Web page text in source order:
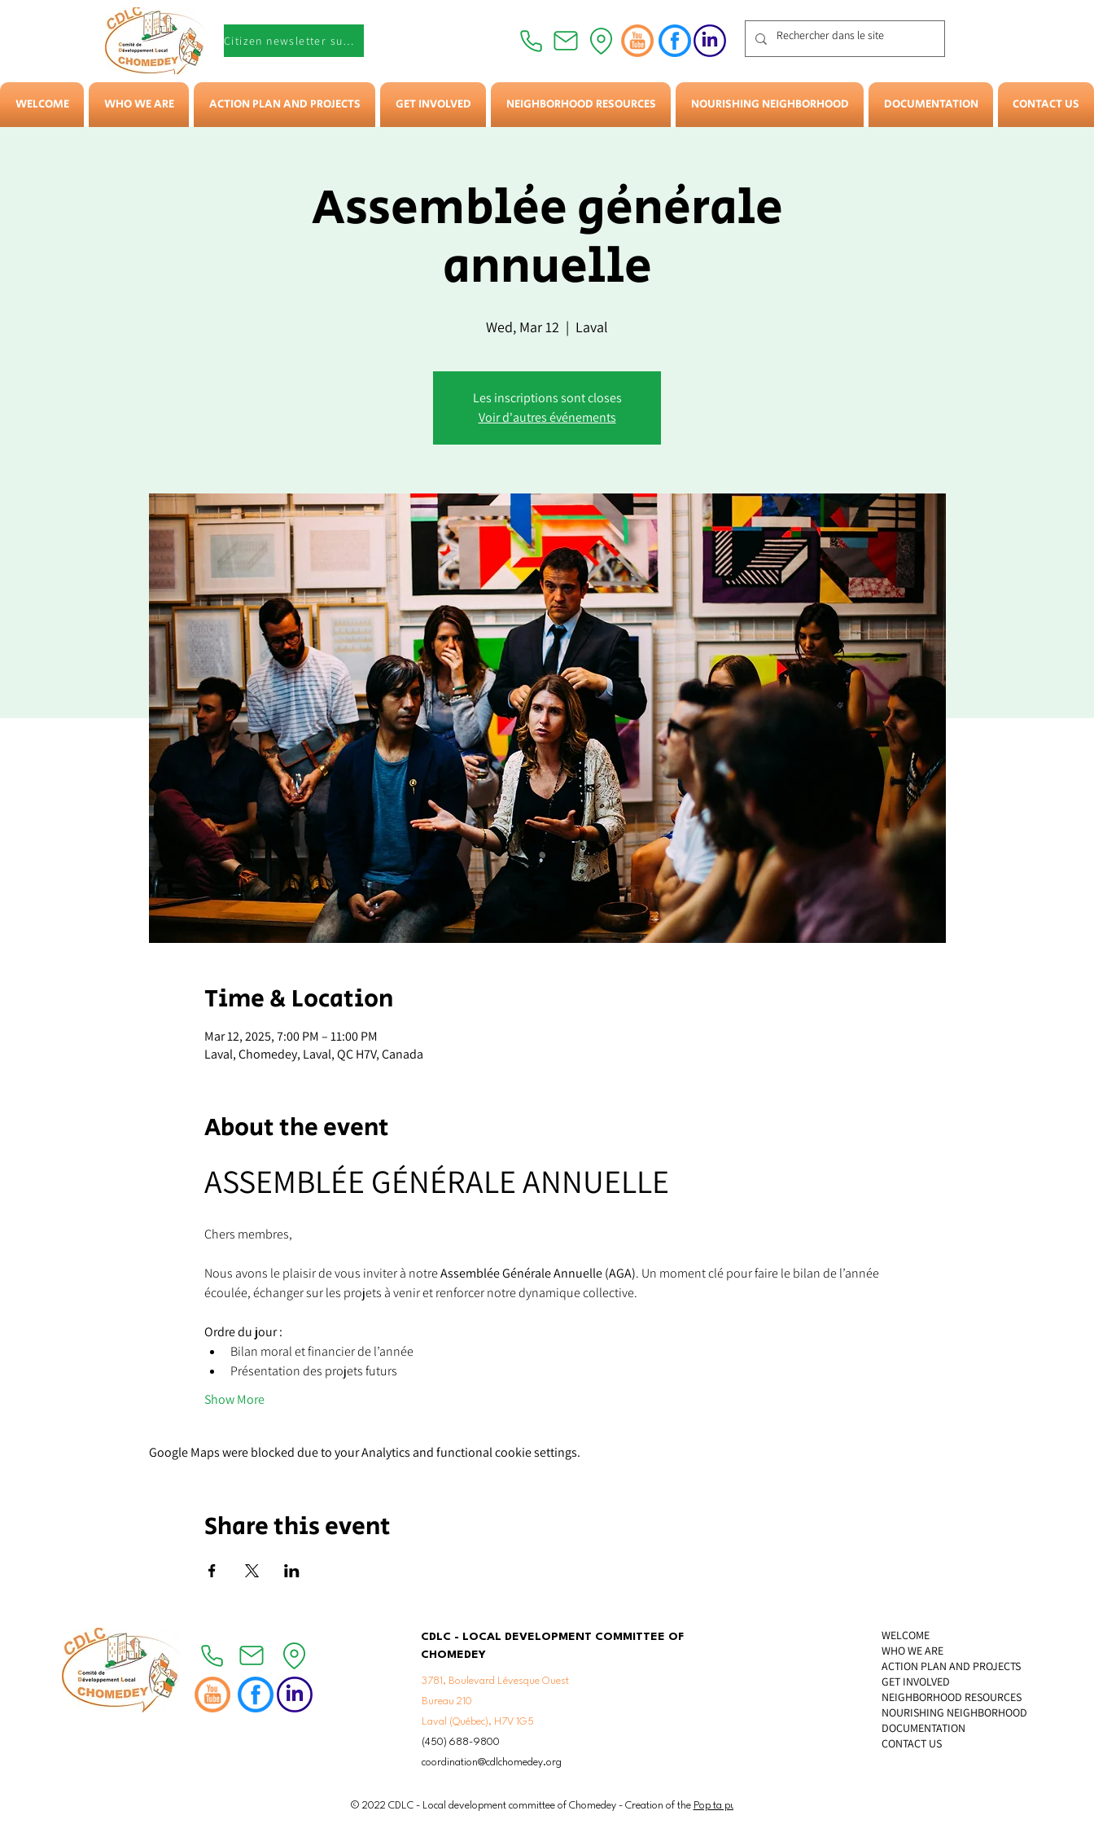
Citizen newsletter subscription
WELCOME WHO WE ARE ACTION PLAN AND PROJECTS GET INVOLVED NEIGHBORHOOD RESOURCES NOURISHING NEIGHBORHOOD DOCUMENTATION CONTACT US
Assemblée générale
annuelle
Wed, Mar 12
  |
Laval
Les inscriptions sont closes
Voir d'autres événements
Time & Location
Mar 12, 2025, 7:00 PM – 11:00 PM
Laval, Chomedey, Laval, QC H7V, Canada
About the event
ASSEMBLÉE GÉNÉRALE ANNUELLE
Chers membres,
Nous avons le plaisir de vous inviter à notre Assemblée Générale Annuelle (AGA). Un moment clé pour faire le bilan de l’année
écoulée, échanger sur les projets à venir et renforcer notre dynamique collective.
Ordre du jour :
Bilan moral et financier de l’année
Présentation des projets futurs
Show More
Google Maps were blocked due to your Analytics and functional cookie settings.
Share this event
CDLC - LOCAL DEVELOPMENT COMMITTEE OF
CHOMEDEY
3781, Boulevard Lévesque Ouest
Bureau 210
Laval (Québec), H7V 1G5
(450) 688-9800
coordination@cdlchomedey.org
© 2022 CDLC - Local development committee of Chomedey - Creation of the Pop ta pub
WELCOME
WHO WE ARE
ACTION PLAN AND PROJECTS
GET INVOLVED
NEIGHBORHOOD RESOURCES
NOURISHING NEIGHBORHOOD
DOCUMENTATION
CONTACT US